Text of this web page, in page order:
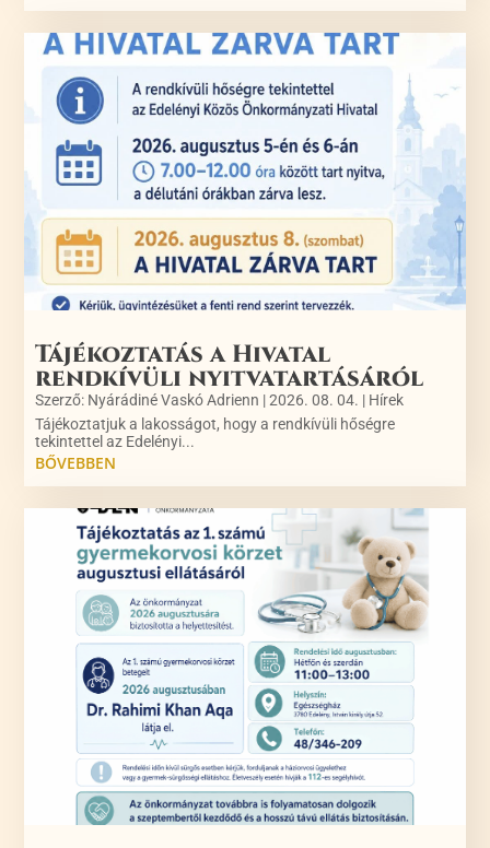
Tájékoztatás a Hivatal
rendkívüli nyitvatartásáról
Szerző: Nyárádiné Vaskó Adrienn |2026. 08. 04. | Hírek
Tájékoztatjuk a lakosságot, hogy a rendkívüli hőségre
tekintettel az Edelényi...
BŐVEBBEN